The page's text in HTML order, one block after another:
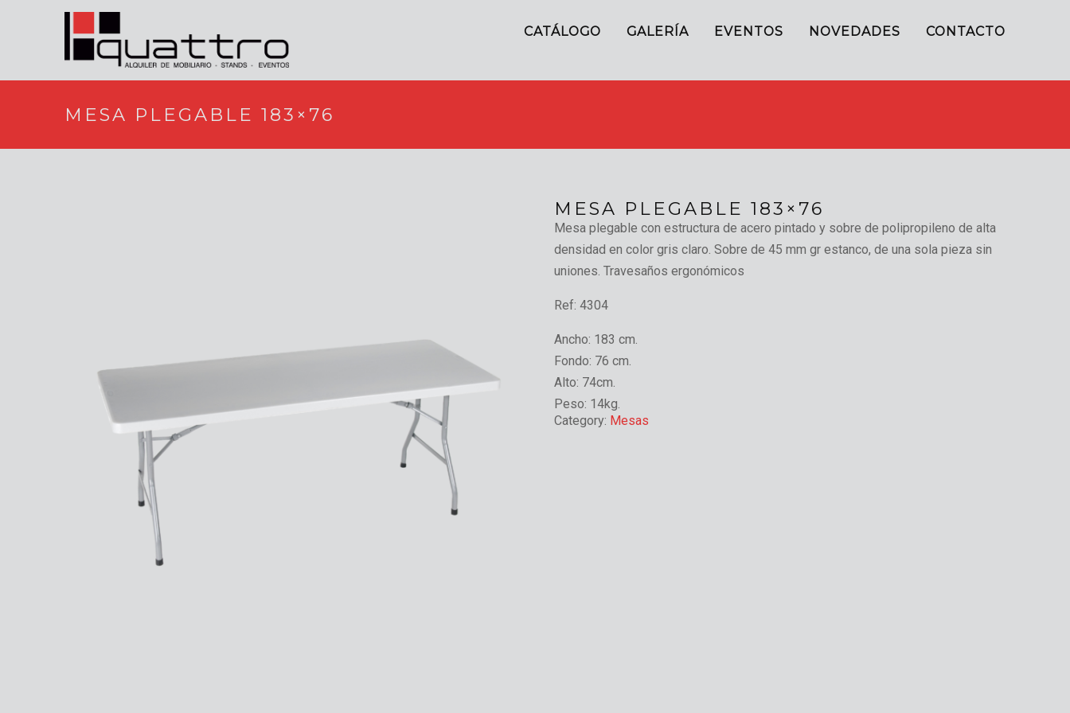
CATÁLOGO GALERÍA EVENTOS NOVEDADES CONTACTO
MESA PLEGABLE 183×76
MESA PLEGABLE 183×76
Mesa plegable con estructura de acero pintado y sobre de polipropileno de alta
densidad en color gris claro. Sobre de 45 mm gr estanco, de una sola pieza sin
uniones. Travesaños ergonómicos
Ref: 4304
Ancho: 183 cm.
Fondo: 76 cm.
Alto: 74cm.
Peso: 14kg.
Category: Mesas